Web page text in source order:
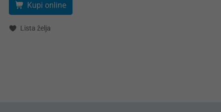
Kupi online
Lista želja